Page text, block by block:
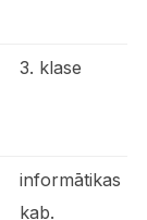
3. klase
informātikas
kab.